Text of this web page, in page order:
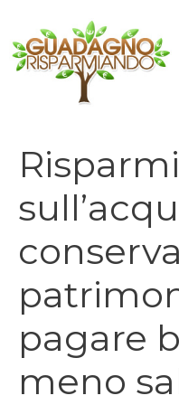
contenuto
pagare
meno